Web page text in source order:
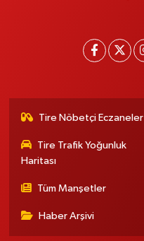
Tire Nöbetçi Eczaneler
Tire Trafik Yoğunluk
Haritası
Tüm Manşetler
Haber Arşivi